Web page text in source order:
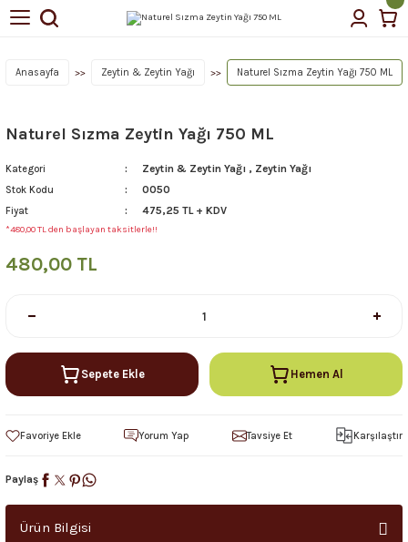
Geri Dön
Geri Dön
Yağı
Anasayfa Zeytin & Zeytin Yağı Naturel Sızma Zeytin Yağı 750 ML
Naturel Sızma Zeytin Yağı 750 ML
Kategori Zeytin & Zeytin Yağı , Zeytin Yağı
Stok Kodu 0050
Fiyat 475,25 TL + KDV
*480,00 TL den başlayan taksitlerle!!
480,00 TL
Sepete Ekle Hemen Al
Yorum Yap Tavsiye Et Karşılaştır
Paylaş
Ürün Bilgisi